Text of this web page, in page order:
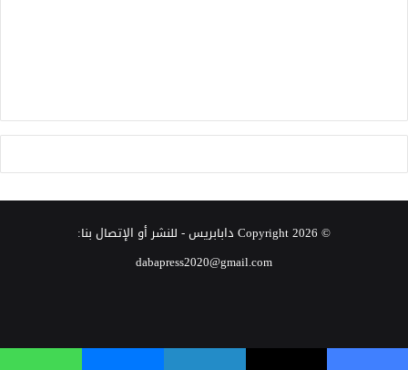
© Copyright 2026 دابابريس- للنشر أو الإتصال بنا:
dabapress2020@gmail.com